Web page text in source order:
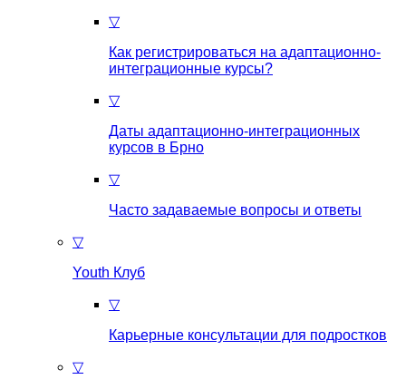
▽
Как регистрироваться на aдаптационно-
интеграционные курсы?
▽
Даты адаптационно-интеграционных
курсов в Брно
▽
Часто задаваемые вопросы и ответы
▽
Youth Клуб
▽
Карьерные консультации для подростков
▽